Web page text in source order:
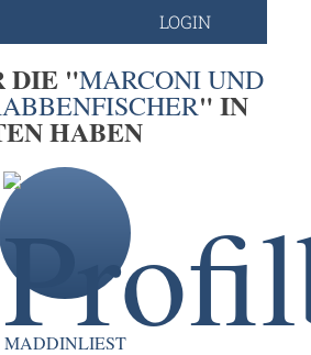
LOGIN
DIE "MARCONI UND
" IN
HABEN
MADDINLIEST